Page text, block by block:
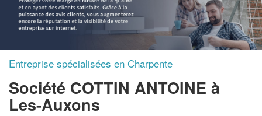
Entreprise spécialisées en Charpente
Société COTTIN ANTOINE à
Les-Auxons